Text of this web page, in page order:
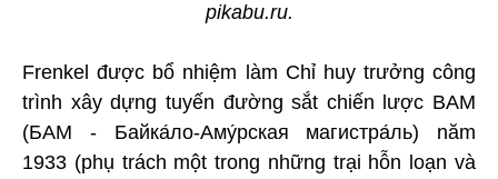
pikabu.ru.
Frenkel được bổ nhiệm làm Chỉ huy trưởng công
trình xây dựng tuyến đường sắt chiến lược BAM
(БАМ - Байка́ло-Аму́рская магистра́ль) năm
1933 (phụ trách một trong những trại hỗn loạn và